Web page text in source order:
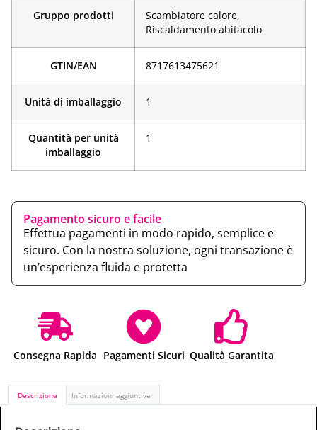
Gruppo prodotti
Scambiatore calore,
Riscaldamento abitacolo
GTIN/EAN ­8717613475621
Unità di imballaggio 1
Quantità per unità
imballaggio
1
Pagamento sicuro e facile
Effettua pagamenti in modo rapido, semplice e
sicuro. Con la nostra soluzione, ogni transazione è
un’esperienza fluida e protetta
Consegna Rapida Pagamenti Sicuri Qualità Garantita
Descrizione Informazioni aggiuntive